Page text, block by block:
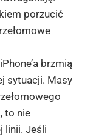
porzucić
brzmią
sytuacji. Masy
to nie
linii. Jeśli